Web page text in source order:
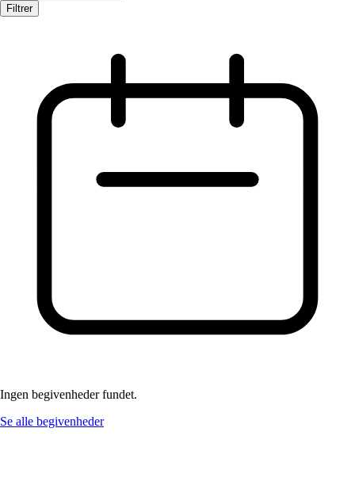
Filtrer
Ingen begivenheder fundet.
Se alle begivenheder